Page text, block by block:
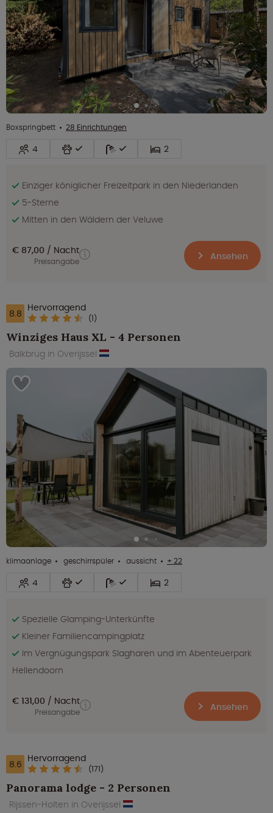
Boxspringbett 28 Einrichtungen
4 2
Einziger königlicher Freizeitpark in den Niederlanden
5-Sterne
Mitten in den Wäldern der Veluwe
€ 87,00 Nacht
Preisangabe Ansehen
8.8 Hervorragend
(1)
Winziges Haus XL - 4 Personen
Balkbrug in Overijssel
klimaanlage geschirrspüler aussicht + 22
4 2
Spezielle Glamping-Unterkünfte
Kleiner Familiencampingplatz
Im Vergnügungspark Slagharen und im Abenteuerpark
Hellendoorn
€ 131,00 Nacht
Preisangabe Ansehen
8.6 Hervorragend
(171)
Panorama lodge - 2 Personen
Rijssen-Holten in Overijssel